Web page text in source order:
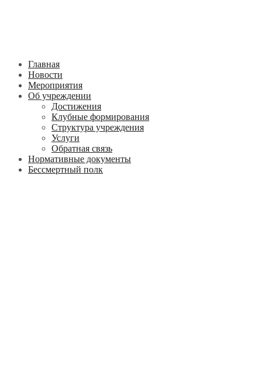
Главная
Новости
Мероприятия
Об учреждении
Достижения
Клубные формирования
Структура учреждения
Услуги
Обратная связь
Нормативные документы
Бессмертный полк